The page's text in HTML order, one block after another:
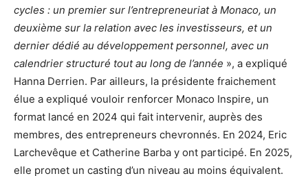
cycles : un premier sur l’entrepreneuriat à Monaco, un
deuxième sur la relation avec les investisseurs, et un
dernier dédié au développement personnel, avec un
calendrier structuré tout au long de l’année », a expliqué
Hanna Derrien. Par ailleurs, la présidente fraichement
élue a expliqué vouloir renforcer Monaco Inspire, un
format lancé en 2024 qui fait intervenir, auprès des
membres, des entrepreneurs chevronnés. En 2024, Eric
Larchevêque et Catherine Barba y ont participé. En 2025,
elle promet un casting d’un niveau au moins équivalent.